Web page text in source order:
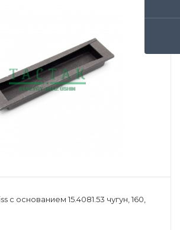
с основанием 15.4081.53 чугун, 160,